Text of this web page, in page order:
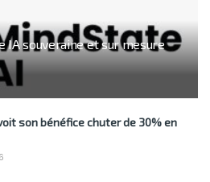
IA souveraine et sur mesure
son bénéfice chuter de 30% en